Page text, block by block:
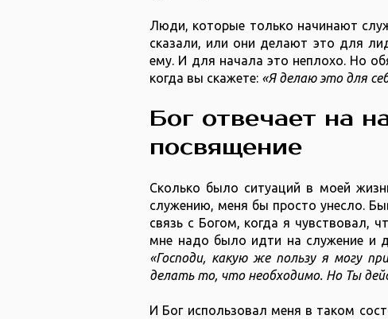
Люди, которые только начинают
сказали, или они делают это для
ему. И для начала это неплохо. Но
когда вы скажете: «Я делаю это для
Бог отвечает на
посвящение
Сколько было ситуаций в моей
служению, меня бы просто унесло.
связь с Богом, когда я чувствовал,
мне надо было идти на служение и
«Господи, какую же пользу я могу
делать то, что необходимо. Но Ты
И Бог использовал меня в таком